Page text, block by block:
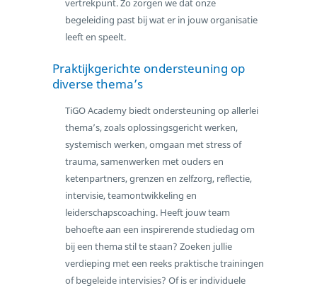
vertrekpunt. Zo zorgen we dat onze
begeleiding past bij wat er in jouw organisatie
leeft en speelt.
Praktijkgerichte ondersteuning op
diverse thema’s
TiGO Academy biedt ondersteuning op allerlei
thema’s, zoals oplossingsgericht werken,
systemisch werken, omgaan met stress of
trauma, samenwerken met ouders en
ketenpartners, grenzen en zelfzorg, reflectie,
intervisie, teamontwikkeling en
leiderschapscoaching. Heeft jouw team
behoefte aan een inspirerende studiedag om
bij een thema stil te staan? Zoeken jullie
verdieping met een reeks praktische trainingen
of begeleide intervisies? Of is er individuele